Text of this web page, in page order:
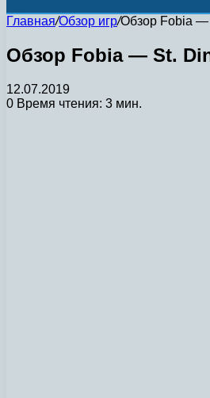
Главная/Обзор игр/Обзор Fobia —
Обзор Fobia — St.
12.07.2019
0 Время чтения: 3 мин.